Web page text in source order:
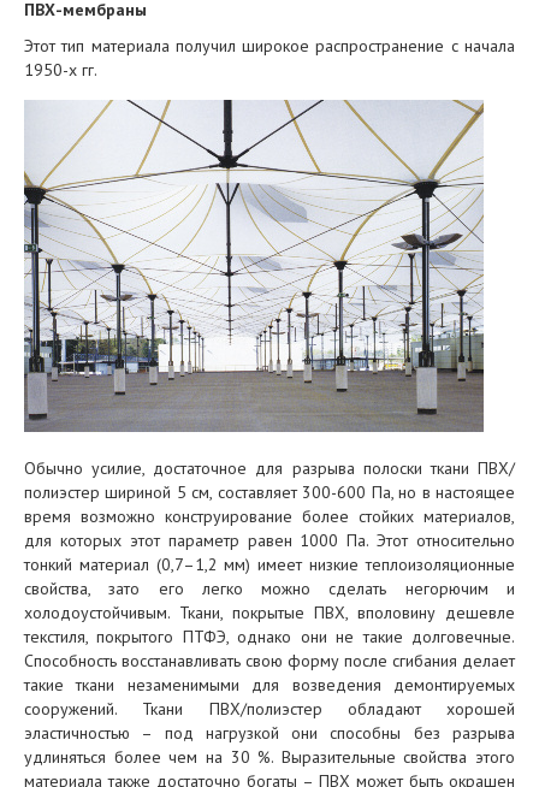
ПВХ-мембраны
Этот тип материала получил широкое распространение с начала
1950-х гг.
Обычно усилие, достаточное для разрыва полоски ткани ПВХ/
полиэстер шириной 5 см, составляет 300-600 Па, но в настоящее
время возможно конструирование более стойких материалов,
для которых этот параметр равен 1000 Па. Этот относительно
тонкий материал (0,7–1,2 мм) имеет низкие теплоизоляционные
свойства, зато его легко можно сделать негорючим и
холодоустойчивым. Ткани, покрытые ПВХ, вполовину дешевле
текстиля, покрытого ПТФЭ, однако они не такие долговечные.
Способность восстанавливать свою форму после сгибания делает
такие ткани незаменимыми для возведения демонтируемых
сооружений. Ткани ПВХ/полиэстер обладают хорошей
эластичностью – под нагрузкой они способны без разрыва
удлиняться более чем на 30 %. Выразительные свойства этого
материала также достаточно богаты – ПВХ может быть окрашен